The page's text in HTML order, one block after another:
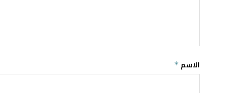
الاسم *